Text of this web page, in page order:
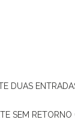
DUAS
SEM